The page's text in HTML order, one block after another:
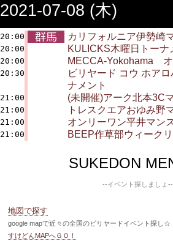
2021-07-08 (木)
20:00 カリフォルニア伊勢崎
20:00 KULICKS木曜日トーナ
20:00 MECCA-Yokohama
20:30
ビリヤード コウ ホア
ナメント
21:00 (未開催)アーク北本3C
21:00 トレスクエアおゆみ野
21:00 オンリーワン平井マン
21:00 BEEP作草部ウィーク
SUKEDON
--イベント探しましょ--
地図で探す
google mapで近々の全国のビリヤードイベント探し☆
すけどんMAPへＧＯ！